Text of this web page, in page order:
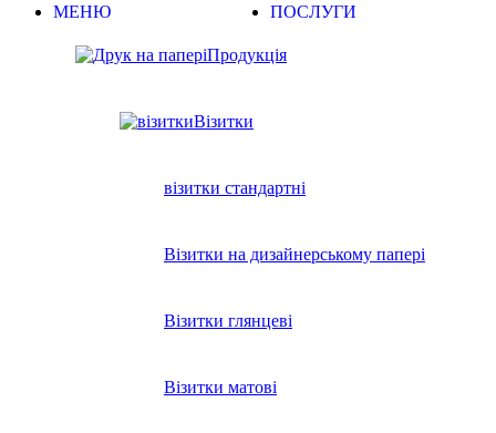
МЕНЮ ПОСЛУГИ
Продукція
Візитки
візитки стандартні
Візитки на дизайнерському папері
Візитки глянцеві
Візитки матові